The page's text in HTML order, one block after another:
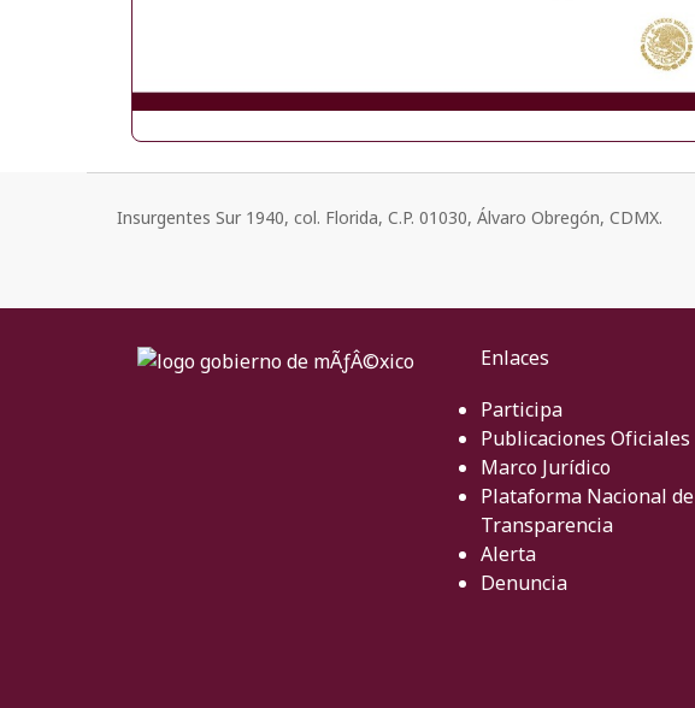
Insurgentes Sur 1940, col. Florida, C.P. 01030, Álvaro Obregón, CDMX.
Enlaces
Participa
Publicaciones Oficiales
Marco Jurídico
Plataforma Nacional de
Transparencia
Alerta
Denuncia